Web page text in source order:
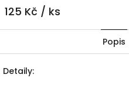
125 Kč / ks
Popis
Detaily: